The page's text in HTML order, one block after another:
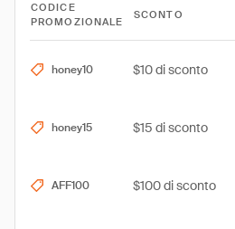
CODICE
PROMOZIONALE
SCONTO
honey10 $10 di sconto
honey15 $15 di sconto
AFF100 $100 di sconto